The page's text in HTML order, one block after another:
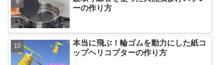
ーの作り方
本当に飛ぶ！輪ゴムを動力にした紙コ
ップヘリコプターの作り方